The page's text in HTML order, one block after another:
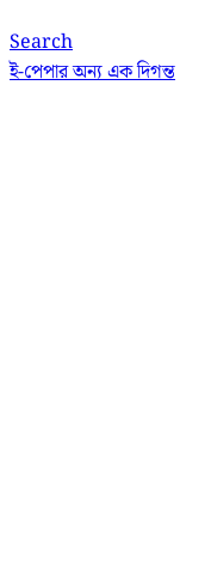
Search
ই-পেপারঅন্য এক দিগন্ত